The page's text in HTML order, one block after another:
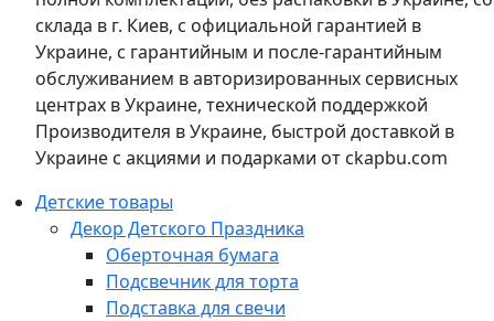
склада в г. Киев, с официальной гарантией в
Украине, с гарантийным и после-гарантийным
обслуживанием в авторизированных сервисных
центрах в Украине, технической поддержкой
Производителя в Украине, быстрой доставкой в
Украине с акциями и подарками от ckapbu.com
Детские товары
Декор Детского Праздника
Оберточная бумага
Подсвечник для торта
Подставка для свечи